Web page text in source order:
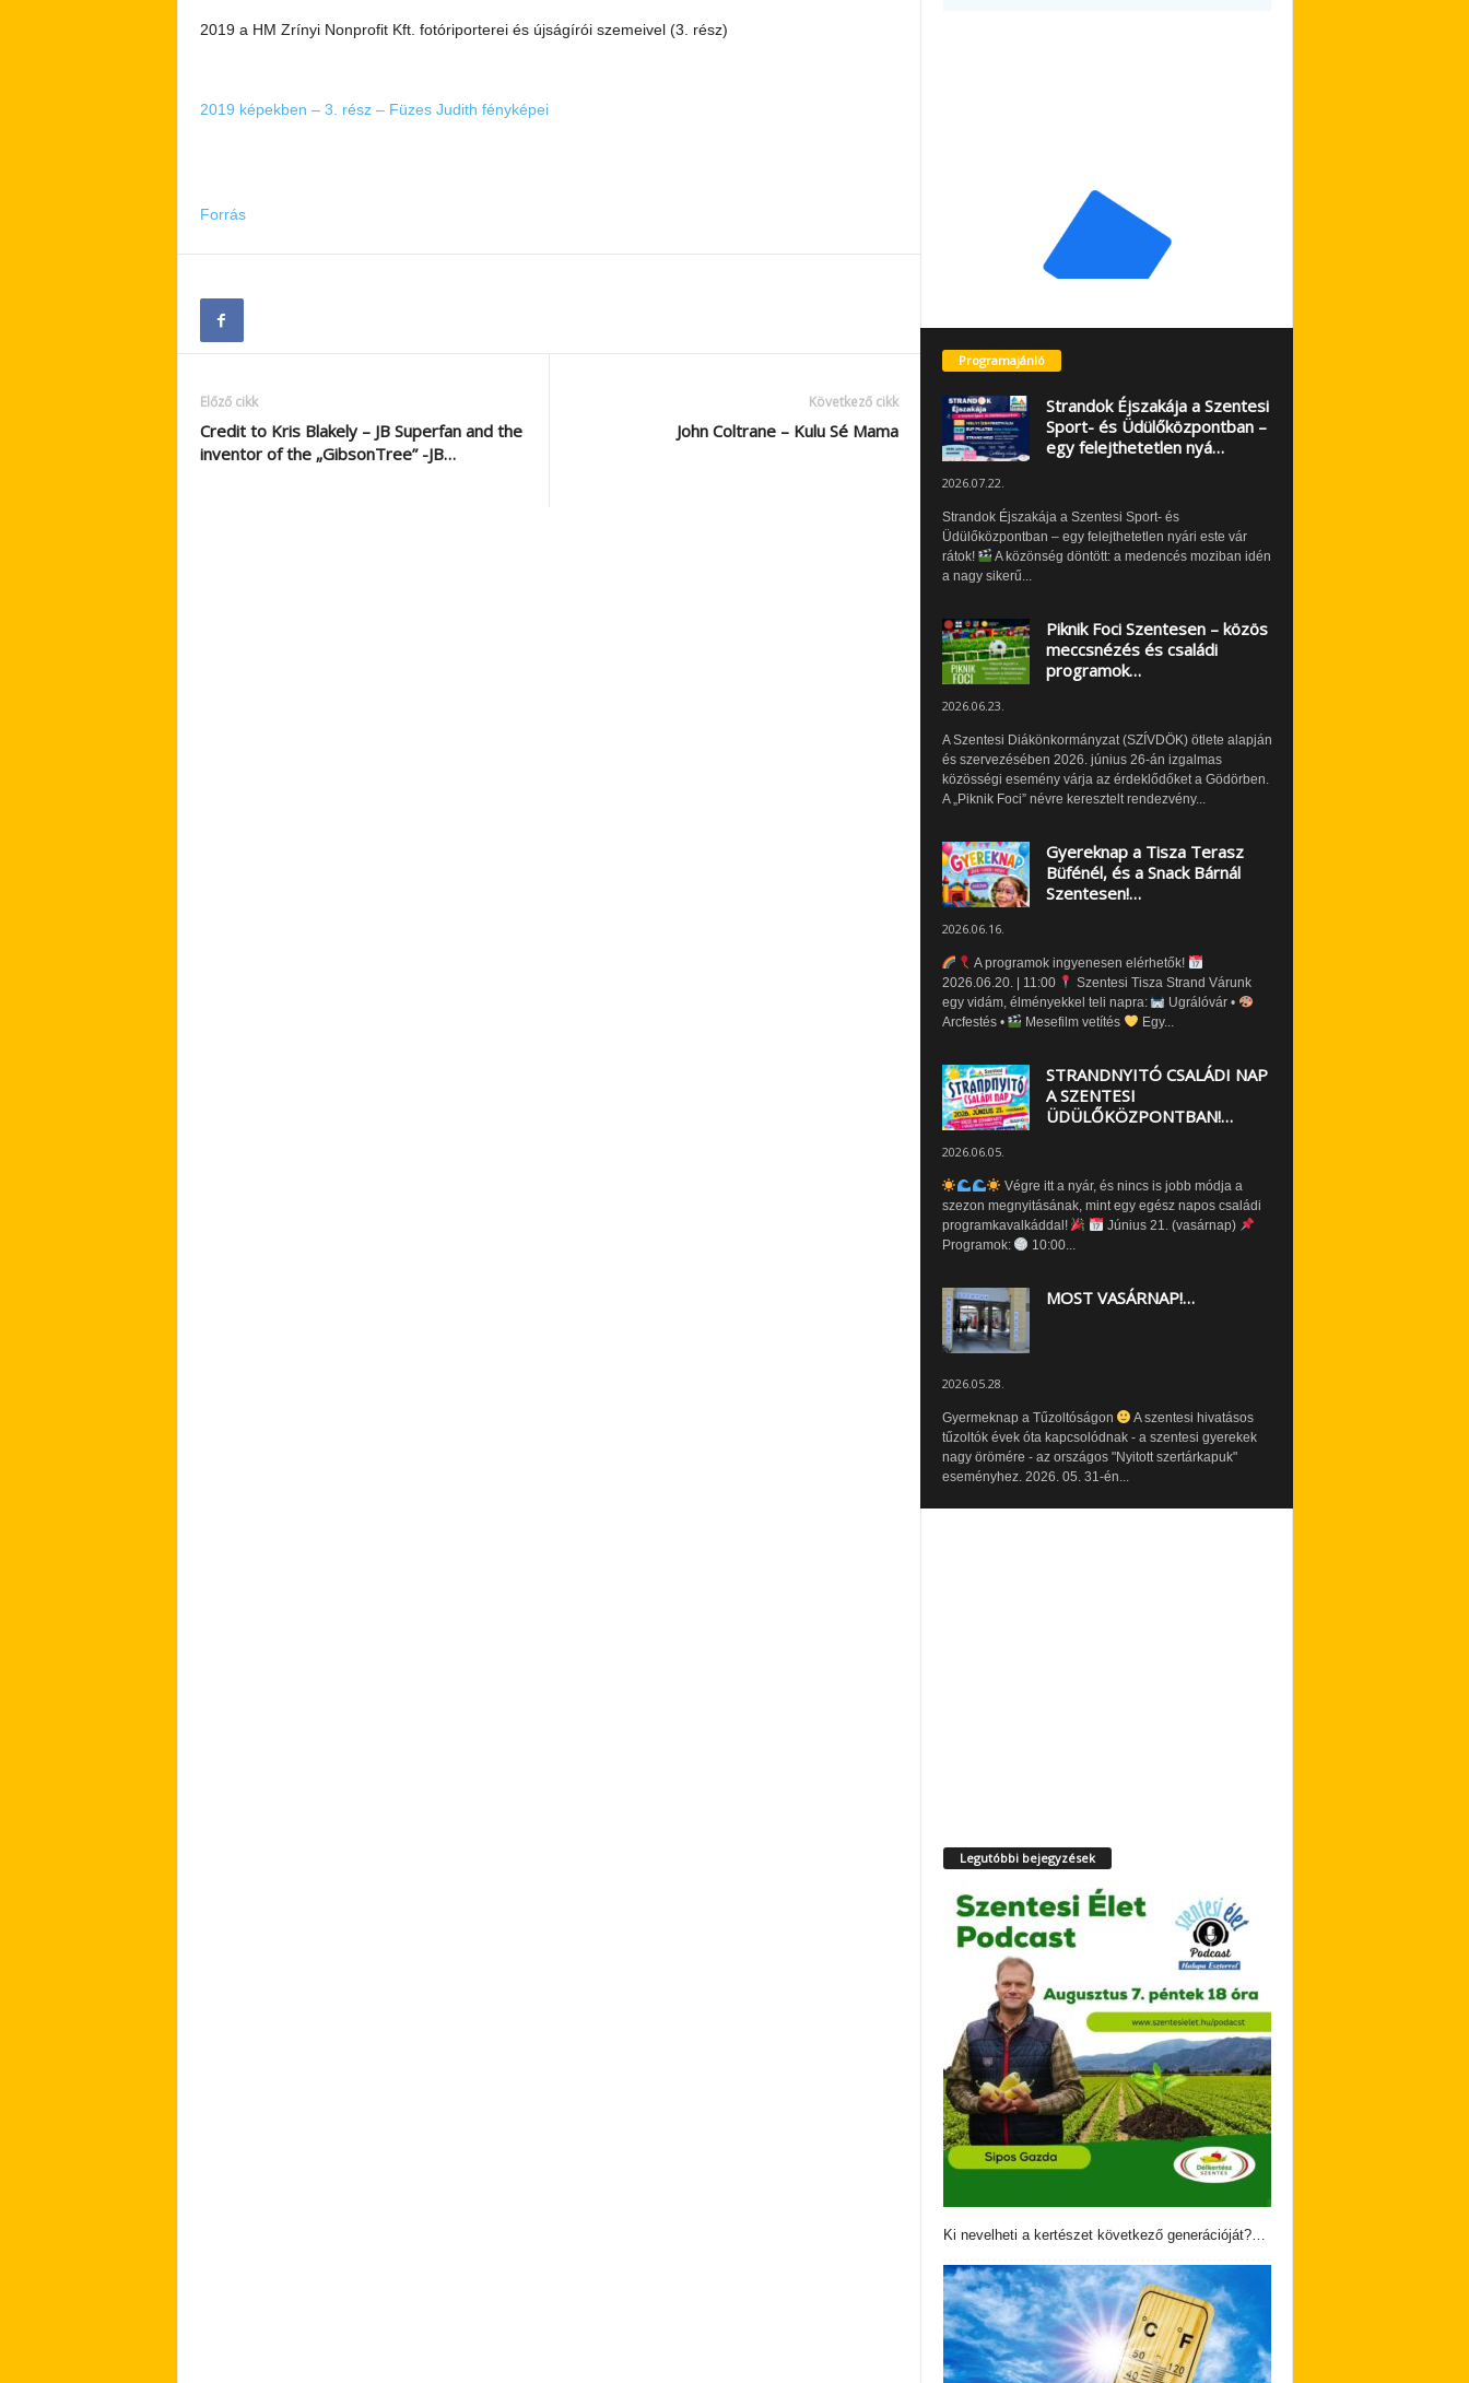
2019 a HM Zrínyi Nonprofit Kft. fotóriporterei és újságírói szemeivel (3. rész)
2019 képekben – 3. rész – Füzes Judith fényképei
Forrás
Előző cikk
Credit to Kris Blakely – JB Superfan and the
inventor of the „GibsonTree” -JB…
Következő cikk
John Coltrane – Kulu Sé Mama
Programajánló
Strandok Éjszakája a Szentesi
Sport- és Üdülőközpontban –
egy felejthetetlen nyá…
2026.07.22.
Strandok Éjszakája a Szentesi Sport- és
Üdülőközpontban – egy felejthetetlen nyári este vár
rátok!
A közönség döntött: a medencés moziban idén
a nagy sikerű...
Piknik Foci Szentesen – közös
meccsnézés és családi
programok…
2026.06.23.
A Szentesi Diákönkormányzat (SZÍVDÖK) ötlete alapján
és szervezésében 2026. június 26-án izgalmas
közösségi esemény várja az érdeklődőket a Gödörben.
A „Piknik Foci” névre keresztelt rendezvény...
Gyereknap a Tisza Terasz
Büfénél, és a Snack Bárnál
Szentesen!…
2026.06.16.
A programok ingyenesen elérhetők!
2026.06.20. | 11:00
Szentesi Tisza Strand Várunk
egy vidám, élményekkel teli napra:
Ugrálóvár •
Arcfestés •
Mesefilm vetítés Egy...
STRANDNYITÓ CSALÁDI NAP
A SZENTESI
ÜDÜLŐKÖZPONTBAN!…
2026.06.05.
Végre itt a nyár, és nincs is jobb módja a
szezon megnyitásának, mint egy egész napos családi
programkavalkáddal!
Június 21. (vasárnap)
Programok:
10:00...
MOST VASÁRNAP!…
2026.05.28.
Gyermeknap a Tűzoltóságon
A szentesi hivatásos
tűzoltók évek óta kapcsolódnak - a szentesi gyerekek
nagy örömére - az országos "Nyitott szertárkapuk"
eseményhez. 2026. 05. 31-én...
Legutóbbi bejegyzések
Ki nevelheti a kertészet következő generációját?…